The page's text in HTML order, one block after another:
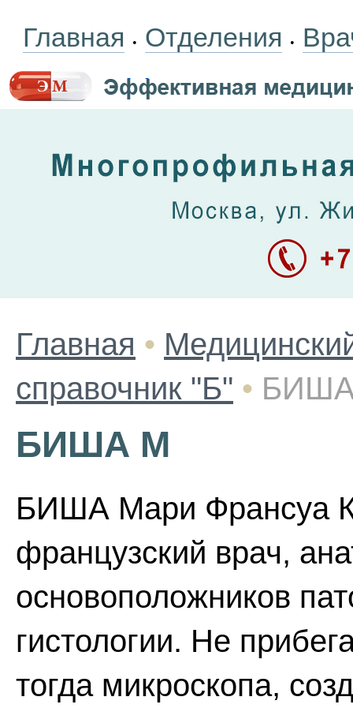
Главная • Отделения •
Главная •
справочник "Б" •
БИША М
БИША Мари Франсуа
французский врач,
основоположников
гистологии. Не
тогда микроскопа,